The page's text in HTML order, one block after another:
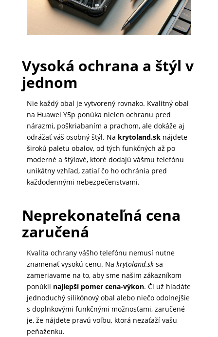
NOTEBOOK
GAMING
AUTOPRÍSLUŠENSTVO
POPSOCKETY
PRÍSLUŠENSTVO
Vysoká ochrana a štýl v
jednom
Nie každý obal je vytvorený rovnako. Kvalitný obal
na Huawei Y5p ponúka nielen ochranu pred
nárazmi, poškriabaním a prachom, ale dokáže aj
odrážať váš osobný štýl. Na krytoland.sknájdete
širokú paletu obalov, od tých funkčných až po
moderné a štýlové, ktoré dodajú vášmu telefónu
unikátny vzhľad, zatiaľ čo ho ochránia pred
každodennými nebezpečenstvami.
Neprekonateľná cena
zaručená
Kvalita ochrany vášho telefónu nemusí nutne
znamenať vysokú cenu. Na krytoland.sksa
zameriavame na to, aby sme našim zákazníkom
ponúkli najlepší pomer cena-výkon. Či už hľadáte
jednoduchý silikónový obal alebo niečo odolnejšie
s doplnkovými funkčnými možnosťami, zaručené
je, že nájdete pravú voľbu, ktorá nezaťaží vašu
peňaženku.